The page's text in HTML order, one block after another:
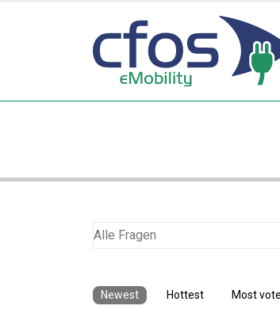
Newest Hottest Most